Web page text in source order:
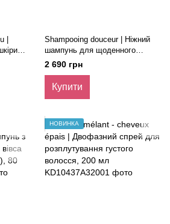
|
Shampooing douceur | Ніжний
шампунь для щоденного
використання, 400 мл
2 690 грн
Купити
НОВИНКА